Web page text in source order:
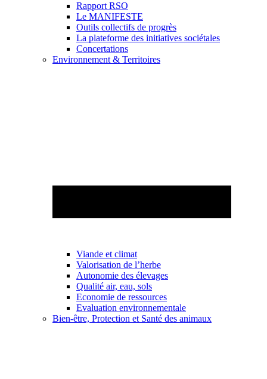
Rapport RSO
Le MANIFESTE
Outils collectifs de progrès
La plateforme des initiatives sociétales
Concertations
Environnement & Territoires
Viande et climat
Valorisation de l’herbe
Autonomie des élevages
Qualité air, eau, sols
Economie de ressources
Evaluation environnementale
Bien-être, Protection et Santé des animaux